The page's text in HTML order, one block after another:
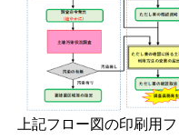
上記フロー図の印刷用